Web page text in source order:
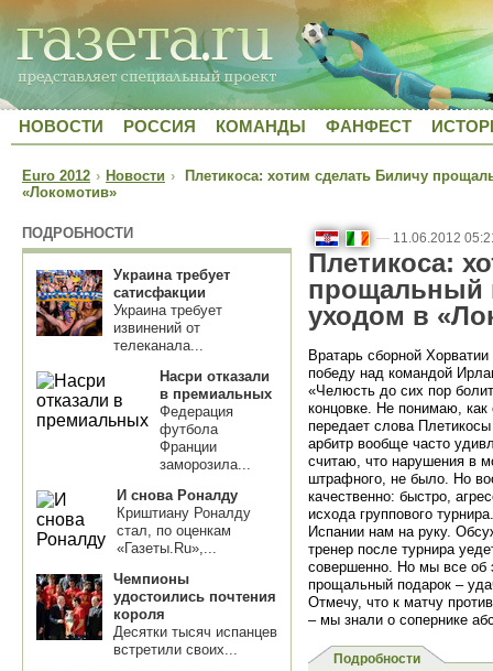
НОВОСТИ РОССИЯ КОМАНДЫ ФАНФЕСТ
Euro 2012 › Новости › Плетикоса: хотим сделать Биличу
«Локомотив»
ПОДРОБНОСТИ
Украина требует
сатисфакции
Украина требует
извинений от
телеканала...
Насри отказали
в премиальных
Федерация
футбола
Франции
заморозила...
И снова Роналду
Криштиану Роналду
стал, по оценкам
«Газеты.Ru»,...
Чемпионы
удостоились почтения
короля
Десятки тысяч испанцев
встретили своих...
— 11.06.2012
Плетикоса:
прощальный
уходом в
Вратарь сборной
победу над командой
«Челюсть до сих пор
концовке. Не понимаю,
передает слова
арбитр вообще часто
считаю, что нарушения в
штрафного, не было. Но
качественно: быстро,
исхода группового
Испании нам на руку.
тренер после турнира
совершенно. Но мы все об
прощальный подарок –
Отмечу, что к матчу
– мы знали о сопернике
Подробности